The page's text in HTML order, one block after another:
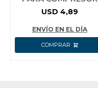
1/4 WADFOW
USD 4,89
ENVÍO EN EL DÍA